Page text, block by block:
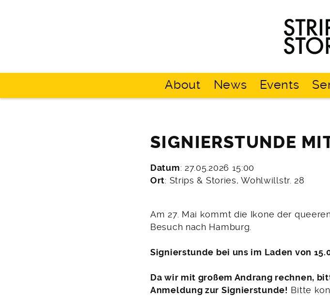
&
About News Events
SIGNIERSTUNDE
Datum: 27.05.2026 15:00
Ort: Strips & Stories, Wohlwillstr. 28
Am 27. Mai kommt die Ikone der
Besuch nach Hamburg.
Signierstunde bei uns im Laden von
Da wir mit großem Andrang rechnen,
Anmeldung zur Signierstunde! Bitte